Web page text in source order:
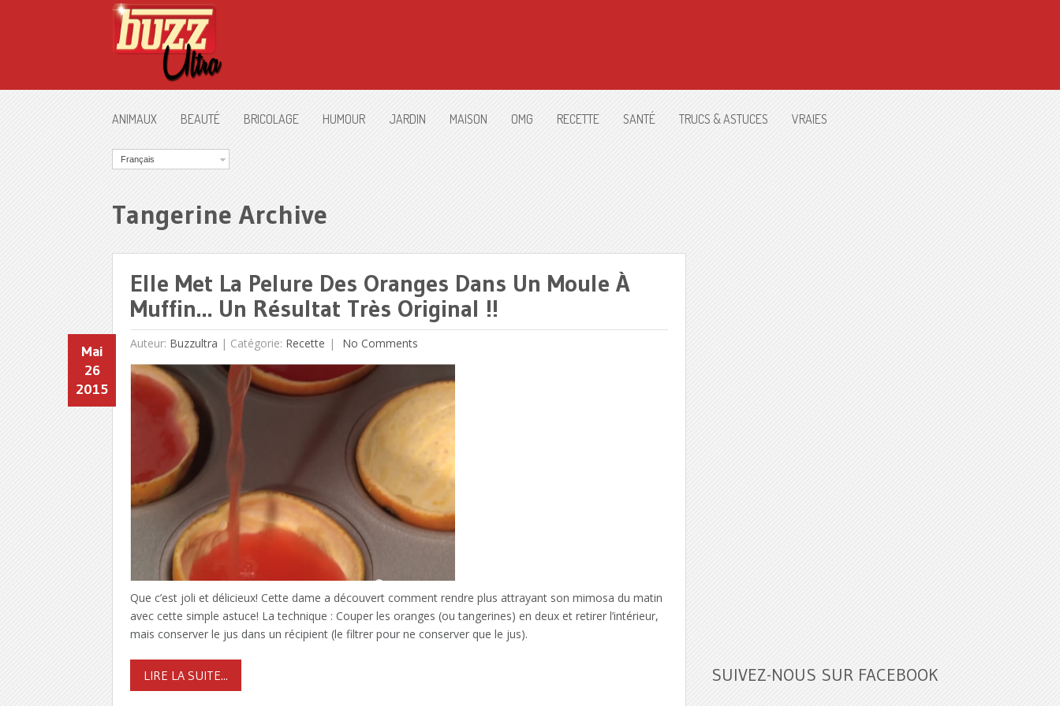
ANIMAUX BEAUTÉ BRICOLAGE HUMOUR JARDIN MAISON OMG RECETTE SANTÉ TRUCS & ASTUCES VRAIES
Français
Tangerine Archive
Elle Met La Pelure Des Oranges Dans Un Moule À
Muffin… Un Résultat Très Original !!
Auteur: Buzzultra |
Mai
26
2015
Catégorie: Recette No Comments
Que c’est joli et délicieux! Cette dame a découvert comment rendre plus attrayant son mimosa du matin
avec cette simple astuce! La technique : Couper les oranges (ou tangerines) en deux et retirer l’intérieur,
mais conserver le jus dans un récipient (le filtrer pour ne conserver que le jus).
LIRE LA SUITE... SUIVEZ-NOUS SUR FACEBOOK